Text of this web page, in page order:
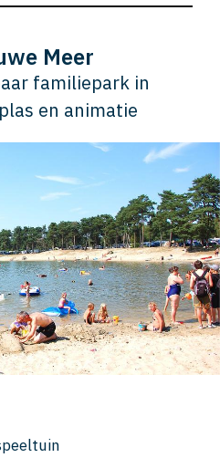
Meer
familiepark in
en animatie